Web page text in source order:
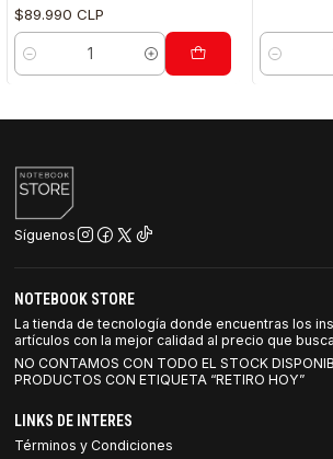
$89.990 CLP
Cantidad Cantidad
Síguenos
NOTEBOOK STORE
La tienda de tecnología donde encuentras los
artículos con la mejor calidad al precio que
NO CONTAMOS CON TODO EL STOCK
PRODUCTOS CON ETIQUETA “RETIRO HOY”
LINKS DE INTERES
Términos y Condiciones